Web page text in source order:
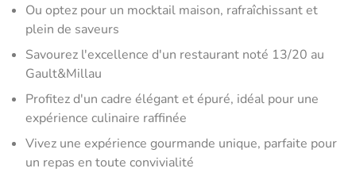
Ou optez pour un mocktail maison, rafraîchissant et
plein de saveurs
Savourez l'excellence d'un restaurant noté 13/20 au
Gault&Millau
Profitez d'un cadre élégant et épuré, idéal pour une
expérience culinaire raffinée
Vivez une expérience gourmande unique, parfaite pour
un repas en toute convivialité